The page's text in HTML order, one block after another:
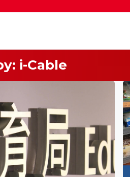
i-Cable
鍵開始搜尋